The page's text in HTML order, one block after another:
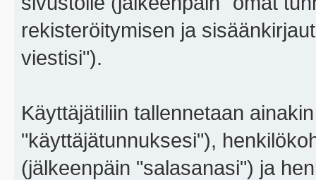
rekisteröitymisen ja
viestisi").
Käyttäjätiliin tallennetaan
"käyttäjätunnuksesi"),
(jälkeenpäin "salasanasi") ja